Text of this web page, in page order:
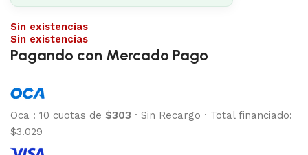
Sin existencias
Sin existencias
Pagando con Mercado Pago
Oca : 10 cuotas de $303 · Sin Recargo · Total financiado:
$3.029